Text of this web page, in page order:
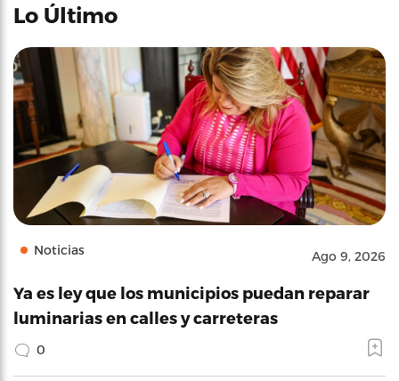
Lo Último
Noticias Ago 9, 2026
Ya es ley que los municipios puedan reparar
luminarias en calles y carreteras
0